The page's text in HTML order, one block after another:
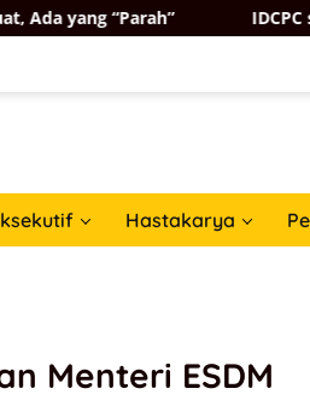
IDCPC sebagai
Hastakarya
Menteri ESDM